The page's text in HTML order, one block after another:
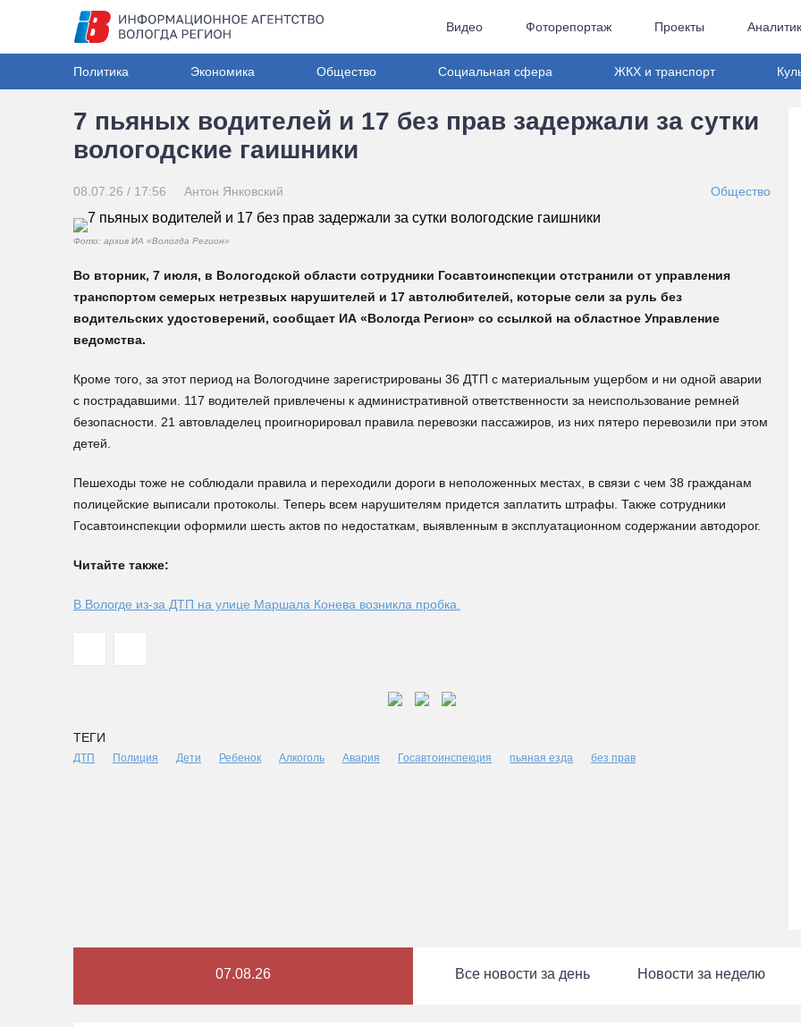
Видео Фоторепортаж Проекты
Политика Экономика Общество Социальная сфера ЖКХ и транспорт
7 пьяных водителей и 17 без прав задержали за сутки
вологодские гаишники
08.07.26 / 17:56 Антон Янковский Общество
Фото: архив ИА «Вологда Регион»
Во вторник, 7 июля, в Вологодской области сотрудники Госавтоинспекции отстранили от управления
транспортом семерых нетрезвых нарушителей и 17 автолюбителей, которые сели за руль без
водительских удостоверений, сообщает ИА «Вологда Регион» со ссылкой на областное Управление
ведомства.
Кроме того, за этот период на Вологодчине зарегистрированы 36 ДТП с материальным ущербом и ни одной аварии
с пострадавшими. 117 водителей привлечены к административной ответственности за неиспользование ремней
безопасности. 21 автовладелец проигнорировал правила перевозки пассажиров, из них пятеро перевозили при этом
детей.
Пешеходы тоже не соблюдали правила и переходили дороги в неположенных местах, в связи с чем 38 гражданам
полицейские выписали протоколы. Теперь всем нарушителям придется заплатить штрафы. Также сотрудники
Госавтоинспекции оформили шесть актов по недостаткам, выявленным в эксплуатационном содержании автодорог.
Читайте также:
В Вологде из-за ДТП на улице Маршала Конева возникла пробка.
ТЕГИ
ДТП Полиция Дети Ребенок Алкоголь Авария Госавтоинспекция пьяная езда без прав
07.08.26 Все новости за день Новости за неделю